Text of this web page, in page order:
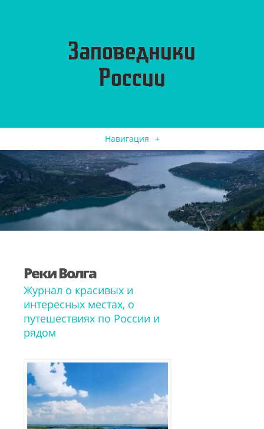
Навигация +
Реки Волга
Журнал о красивых и
интересных местах, о
путешествиях по России и
рядом